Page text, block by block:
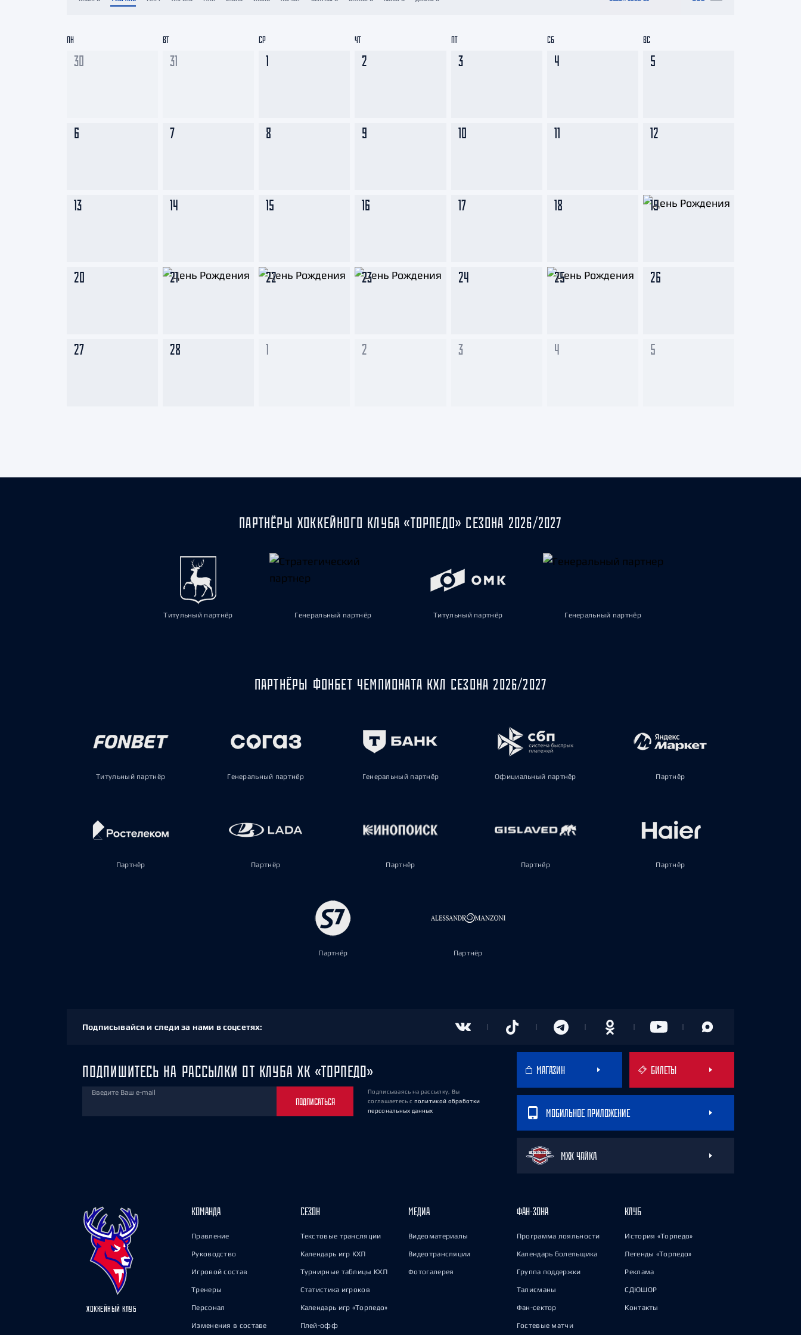
ЦСКА
Шанхайские Драконы
Салават Юлаев
30 31 1 2 3 4 5
6 7 8 9 10 11 12
13 14 15 16 17 18 19
20 21 22 23 24 25 26
27 28 1 2 3 4 5
ПН ВТ СР ЧТ ПТ СБ ВС
ПАРТНЁРЫ ХОККЕЙНОГО КЛУБА «ТОРПЕДО» СЕЗОНА 2026/2027
Титульный партнёр Генеральный партнёр Титульный партнёр Генеральный партнёр
ПАРТНЁРЫ ФОНБЕТ ЧЕМПИОНАТА КХЛ СЕЗОНА 2026/2027
Титульный партнёр Генеральный партнёр Генеральный партнёр Официальный партнёр Партнёр
Партнёр Партнёр Партнёр Партнёр Партнёр
Партнёр Партнёр
Подписывайся и следи за нами в соцсетях:
ПОДПИШИТЕСЬ НА РАССЫЛКИ ОТ КЛУБА ХК «ТОРПЕДО»
Введите Ваш e-mail
ПОДПИСАТЬСЯ
Подписываясь на рассылку, Вы
соглашаетесь с политикой обработки
персональных данных
МАГАЗИН БИЛЕТЫ
МОБИЛЬНОЕ ПРИЛОЖЕНИЕ
МХК ЧАЙКА
ХОККЕЙНЫЙ КЛУБ
КОМАНДА
Правление
Руководство
Игровой состав
Тренеры
Персонал
Изменения в составе
СЕЗОН
Текстовые трансляции
Календарь игр КХЛ
Турнирные таблицы КХЛ
Статистика игроков
Календарь игр «Торпедо»
Плей-офф
МЕДИА
Видеоматериалы
Видеотрансляции
Фотогалерея
ФАН-ЗОНА
Программа лояльности
Календарь болельщика
Группа поддержки
Талисманы
Фан-сектор
Гостевые матчи
КЛУБ
История «Торпедо»
Легенды «Торпедо»
Реклама
СДЮШОР
Контакты